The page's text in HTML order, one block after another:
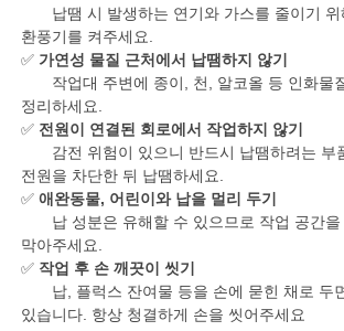
납땜 시 발생하는 연기와 가스를 줄이기 위
환풍기를 켜주세요.
✅ 가연성 물질 근처에서 납땜하지 않기
작업대 주변에 종이, 천, 알코올 등 인화물
정리하세요.
✅ 전원이 연결된 회로에서 작업하지 않기
감전 위험이 있으니 반드시 납땜하려는 부
전원을 차단한 뒤 납땜하세요.
✅애완동물, 어린이와 납을 멀리 두기
납 성분은 유해할 수 있으므로 작업 공간을
막아주세요.
✅ 작업 후 손 깨끗이 씻기
납, 플럭스 잔여물 등을 손에 묻힌 채로 두
있습니다. 항상 청결하게 손을 씻어주세요